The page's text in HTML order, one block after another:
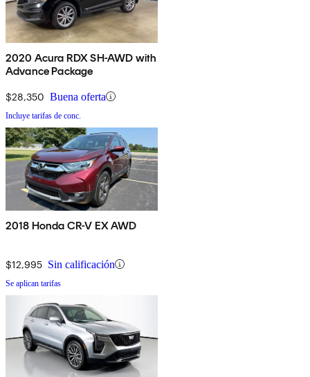
2020 Acura RDX SH-AWD with
Advance Package
$28,350 Buena oferta
Incluye tarifas de conc.
2018 Honda CR-V EX AWD
$12,995 Sin calificación
Se aplican tarifas